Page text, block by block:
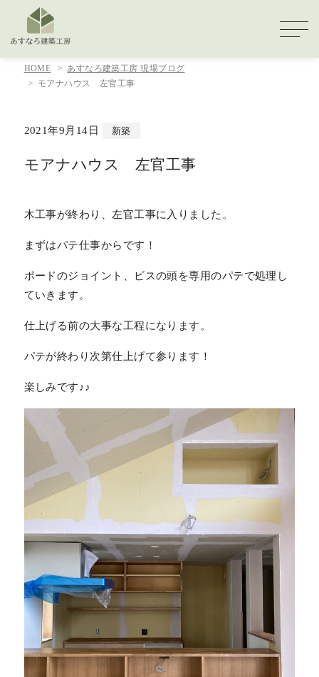
HOME
あすなろ建築工房 現場ブログ
モアナハウス 左官工事
2021年9月14日 新築
モアナハウス 左官工事
木工事が終わり、左官工事に入りました。
まずはパテ仕事からです！
ポードのジョイント、ビスの頭を専用のパテで処理し
ていきます。
仕上げる前の大事な工程になります。
パテが終わり次第仕上げて参ります！
楽しみです♪♪